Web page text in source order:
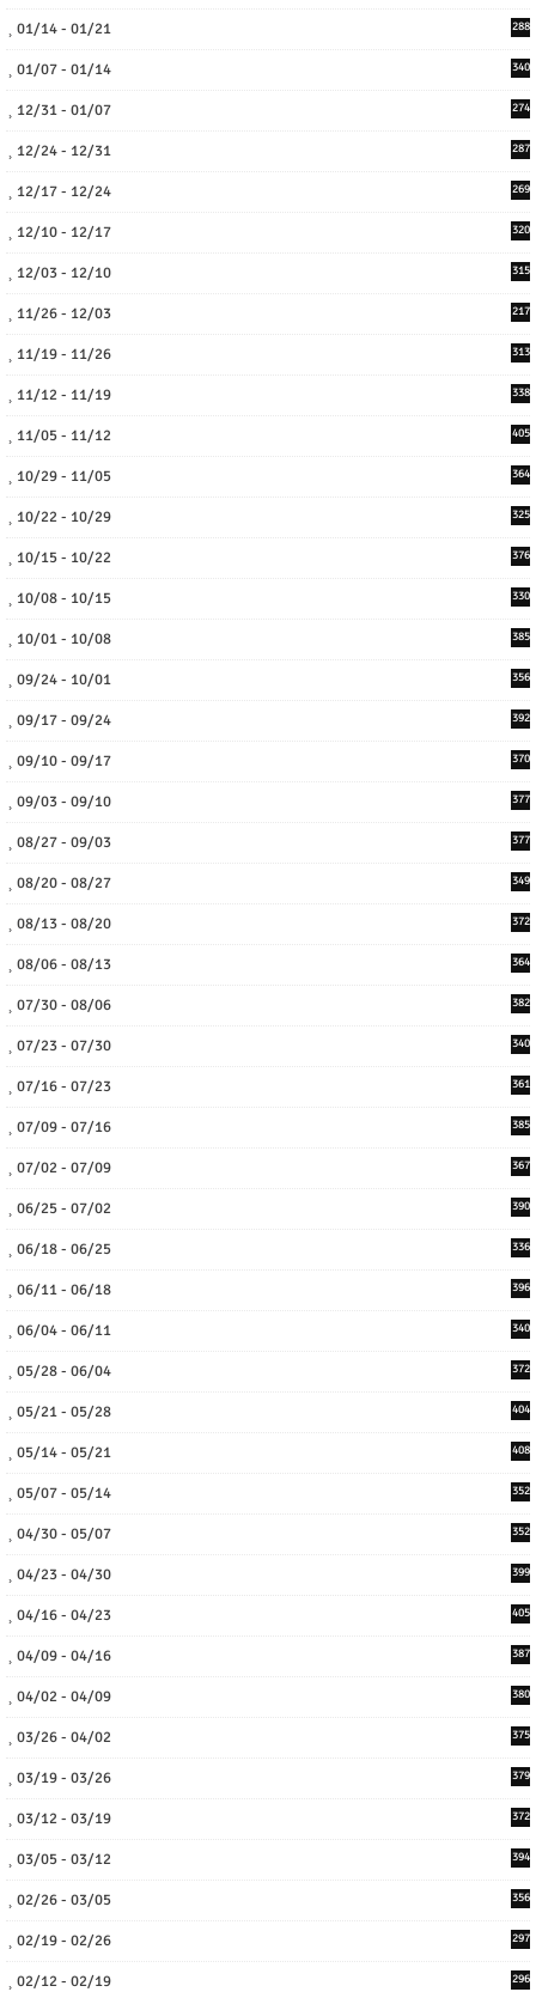
01/14 - 01/21 288
01/07 - 01/14 340
12/31 - 01/07 274
12/24 - 12/31 287
12/17 - 12/24 269
12/10 - 12/17 320
12/03 - 12/10 315
11/26 - 12/03 217
11/19 - 11/26 313
11/12 - 11/19 338
11/05 - 11/12 405
10/29 - 11/05 364
10/22 - 10/29 325
10/15 - 10/22 376
10/08 - 10/15 330
10/01 - 10/08 385
09/24 - 10/01 356
09/17 - 09/24 392
09/10 - 09/17 370
09/03 - 09/10 377
08/27 - 09/03 377
08/20 - 08/27 349
08/13 - 08/20 372
08/06 - 08/13 364
07/30 - 08/06 382
07/23 - 07/30 340
07/16 - 07/23 361
07/09 - 07/16 385
07/02 - 07/09 367
06/25 - 07/02 390
06/18 - 06/25 336
06/11 - 06/18 396
06/04 - 06/11 340
05/28 - 06/04 372
05/21 - 05/28 404
05/14 - 05/21 408
05/07 - 05/14 352
04/30 - 05/07 352
04/23 - 04/30 399
04/16 - 04/23 405
04/09 - 04/16 387
04/02 - 04/09 380
03/26 - 04/02 375
03/19 - 03/26 379
03/12 - 03/19 372
03/05 - 03/12 394
02/26 - 03/05 356
02/19 - 02/26 297
02/12 - 02/19 296